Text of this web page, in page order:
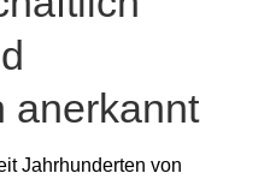
anerkannt
Jahrhunderten von